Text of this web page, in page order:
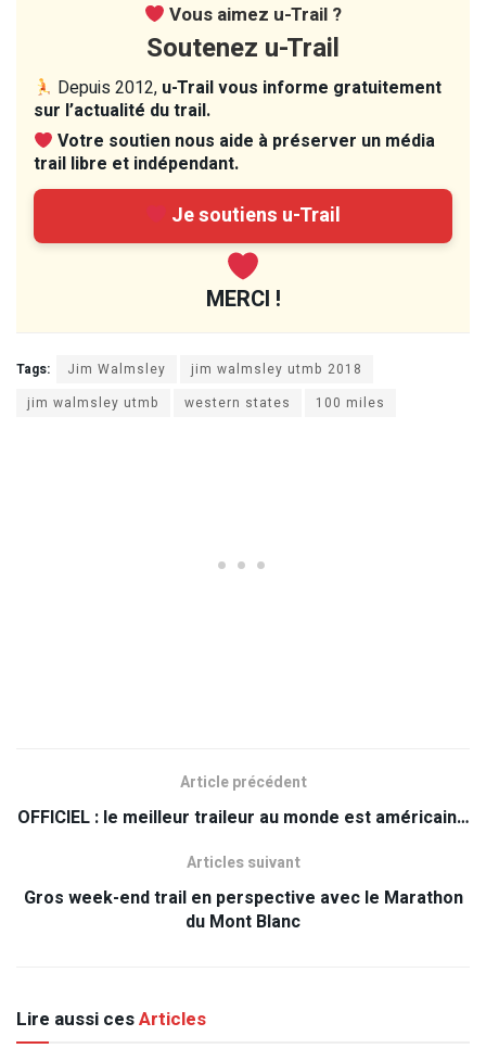
Vous aimez u-Trail ?
Soutenez u-Trail
Depuis 2012, u-Trail vous informe gratuitement
sur l’actualité du trail.
Votre soutien nous aide à préserver un média
trail libre et indépendant.
Je soutiens u-Trail
MERCI !
Tags: Jim Walmsley
jim walmsley utmb 2018
jim walmsley utmb
western states 100 miles
Article précédent
OFFICIEL : le meilleur traileur au monde est américain…
Articles suivant
Gros week-end trail en perspective avec le Marathon
du Mont Blanc
Lire aussi cesArticles